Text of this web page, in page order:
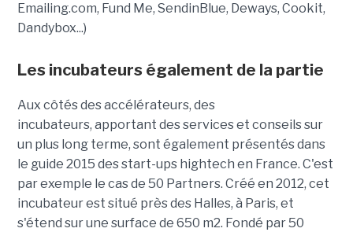
Emailing.com, Fund Me, SendinBlue, Deways, Cookit,
Dandybox...)
Les incubateurs également de la partie
Aux côtés des accélérateurs, des
incubateurs, apportant des services et conseils sur
un plus long terme, sont également présentés dans
le guide 2015 des start-ups hightech en France. C'est
par exemple le cas de 50 Partners. Créé en 2012, cet
incubateur est situé près des Halles, à Paris, et
s'étend sur une surface de 650 m2. Fondé par 50